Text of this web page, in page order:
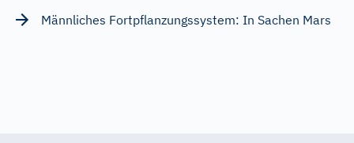
Männliches Fortpflanzungssystem: In Sachen Mars